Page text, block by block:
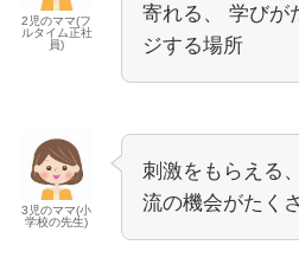
2児のママ(フ
ルタイム正社
員)
寄れる、 学びが
ジする場所
3児のママ(小
学校の先生)
刺激をもらえる
流の機会がたく